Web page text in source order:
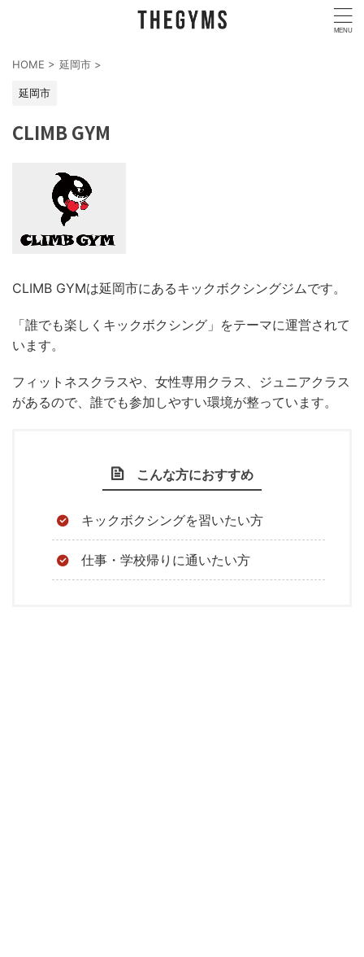
HOME > 延岡市 >
延岡市
CLIMB GYM
CLIMB GYMは延岡市にあるキックボクシングジムです。
「誰でも楽しくキックボクシング」をテーマに運営されて
います。
フィットネスクラスや、女性専用クラス、ジュニアクラス
があるので、誰でも参加しやすい環境が整っています。
こんな方におすすめ
キックボクシングを習いたい方
仕事・学校帰りに通いたい方